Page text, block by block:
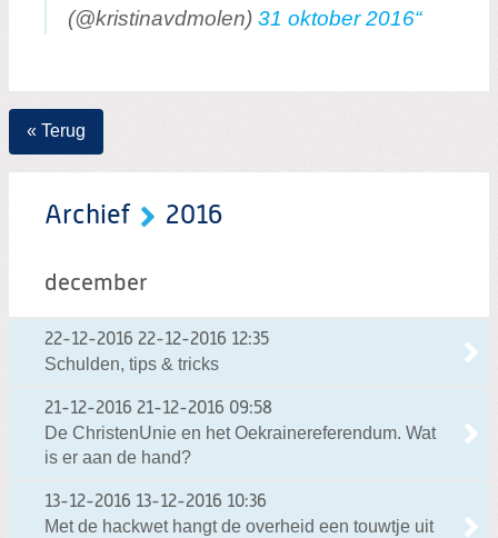
(@kristinavdmolen)31 oktober 2016
« Terug
Archief 2016
december
22-12-2016 22-12-2016 12:35
Schulden, tips & tricks
21-12-2016 21-12-2016 09:58
De ChristenUnie en het Oekrainereferendum. Wat
is er aan de hand?
13-12-2016 13-12-2016 10:36
Met de hackwet hangt de overheid een touwtje uit